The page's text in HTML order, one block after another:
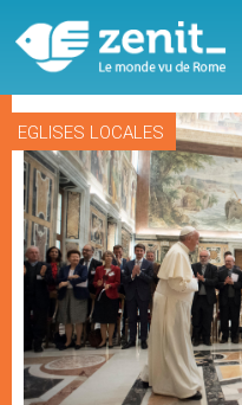
EGLISES LOCALES